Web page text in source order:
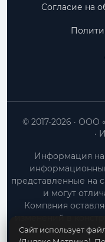
Согласие на
ООО
© 2017-2026
Информация на
представленные на
и могут
Компания
изменений в
товара без
Сайт использует